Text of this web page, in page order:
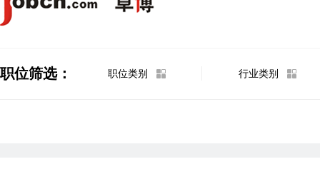
职位筛选： 职位类别 行业类别